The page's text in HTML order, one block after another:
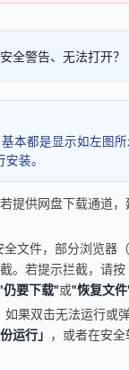
全警告、无法打开？
本都是显示如左图
装。
提供网盘下载通道
全文件，部分浏览器
。若提示拦截，请按
仍要下载"或"恢复文
如果双击无法运行或
运行」 ，或者在安